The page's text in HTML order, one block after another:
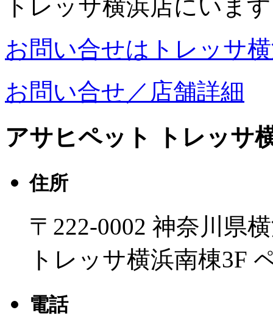
トレッサ横浜店にいます
お問い合せはトレッサ
お問い合せ／店舗詳細
アサヒペット トレッサ
住所
〒222-0002 神奈川県
トレッサ横浜南棟3F
電話